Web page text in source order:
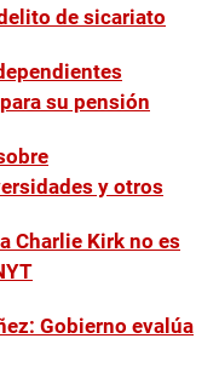
de sicariato
su pensión
y otros
Charlie Kirk no es
Gobierno evalúa